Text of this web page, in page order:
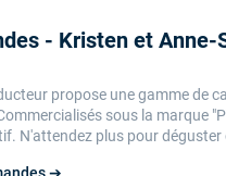
- Kristen et Anne-
propose une gamme de
sous la marque
. N'attendez plus pour
➔